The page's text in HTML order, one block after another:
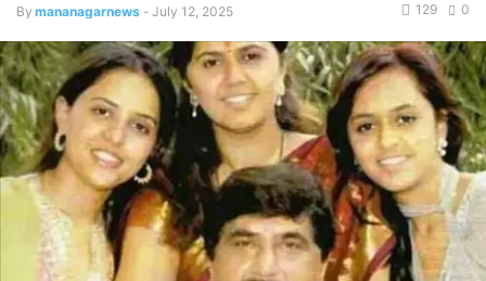
By mananagarnews - July 12, 2025 0
129